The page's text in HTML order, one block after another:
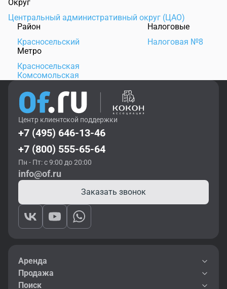
Округ
Центральный административный округ (ЦАО)
Район
Красносельский
Налоговые
Налоговая №8
Метро
Красносельская
Комсомольская
Центр клиентской поддержки
+7 (495) 646-13-46
+7 (800) 555-65-64
Пн - Пт: с 9:00 до 20:00
info@of.ru
Заказать звонок
Аренда
Продажа
Поиск